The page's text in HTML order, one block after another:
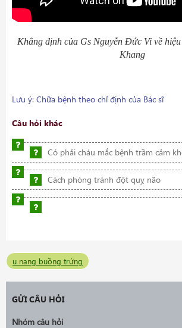
Khẳng định của Gs Nguyễn Đức Vi về
Khang
Lưu ý: Chữa bệnh theo chỉ định của Bác sĩ
Câu hỏi khác
Có phải cháu mắc bệnh trầm cảm
Cách phòng tránh đột quỵ não
u nang buồng trứng
GỬI CÂU HỎI
Nhóm câu hỏi